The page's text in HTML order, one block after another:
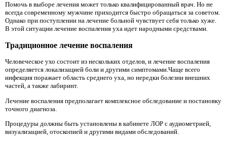
Помочь в выборе лечения может только квалифицированный врач. Но не
всегда современному мужчине приходится быстро обращаться за советом.
Однако при поступлении на лечение больной чувствует себя только хуже.
В этой ситуации лечение воспаления уха идет народными средствами.
Традиционное лечение воспаления
Человеческое ухо состоит из нескольких отделов, и лечение воспаления
определяется локализацией боли и другими симптомами.Чаще всего
инфекция поражает область среднего уха, но нередки болезни внешних
частей, а также лабиринт.
Лечение воспаления предполагает комплексное обследование и постановку
точного диагноза.
Процедуры должны быть установлены в кабинете ЛОР с аудиометрией,
визуализацией, отоскопией и другими видами обследований.